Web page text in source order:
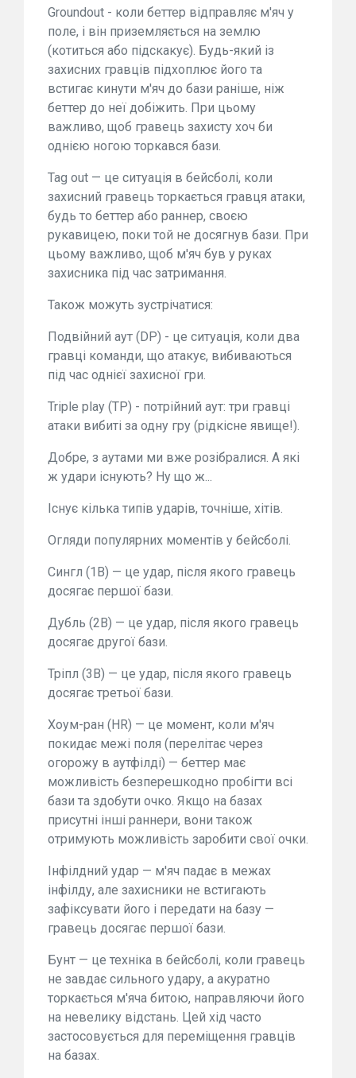
Groundout - коли беттер відправляє м'яч у
поле, і він приземляється на землю
(котиться або підскакує). Будь-який із
захисних гравців підхоплює його та
встигає кинути м'яч до бази раніше, ніж
беттер до неї добіжить. При цьому
важливо, щоб гравець захисту хоч би
однією ногою торкався бази.
Tag out — це ситуація в бейсболі, коли
захисний гравець торкається гравця атаки,
будь то беттер або раннер, своєю
рукавицею, поки той не досягнув бази. При
цьому важливо, щоб м'яч був у руках
захисника під час затримання.
Також можуть зустрічатися:
Подвійний аут (DP) - це ситуація, коли два
гравці команди, що атакує, вибиваються
під час однієї захисної гри.
Triple play (TP) - потрійний аут: три гравці
атаки вибиті за одну гру (рідкісне явище!).
Добре, з аутами ми вже розібралися. А які
ж удари існують? Ну що ж...
Існує кілька типів ударів, точніше, хітів.
Огляди популярних моментів у бейсболі.
Сингл (1B) — це удар, після якого гравець
досягає першої бази.
Дубль (2B) — це удар, після якого гравець
досягає другої бази.
Тріпл (3B) — це удар, після якого гравець
досягає третьої бази.
Хоум-ран (HR) — це момент, коли м'яч
покидає межі поля (перелітає через
огорожу в аутфілді) — беттер має
можливість безперешкодно пробігти всі
бази та здобути очко. Якщо на базах
присутні інші раннери, вони також
отримують можливість заробити свої очки.
Інфілдний удар — м'яч падає в межах
інфілду, але захисники не встигають
зафіксувати його і передати на базу —
гравець досягає першої бази.
Бунт — це техніка в бейсболі, коли гравець
не завдає сильного удару, а акуратно
торкається м'яча битою, направляючи його
на невелику відстань. Цей хід часто
застосовується для переміщення гравців
на базах.